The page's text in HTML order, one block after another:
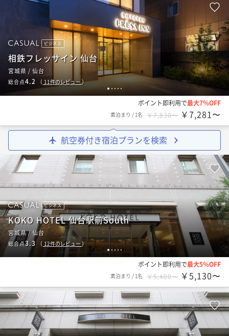
1 2 3 4 5
ビジネス
相鉄フレッサイン 仙台
宮城県 / 仙台
総合点4.2 （ 11件のレビュー）
ポイント即利用で最大7％OFF
素泊まり / 1名 ￥7,830〜 ￥7,281〜
航空券付き宿泊プランを検索
1 23 4 5
ビジネス
KOKO HOTEL 仙台駅前South
宮城県 / 仙台
総合点3.3 （ 12件のレビュー）
ポイント即利用で最大5％OFF
素泊まり / 1名 ￥5,400〜 ￥5,130〜